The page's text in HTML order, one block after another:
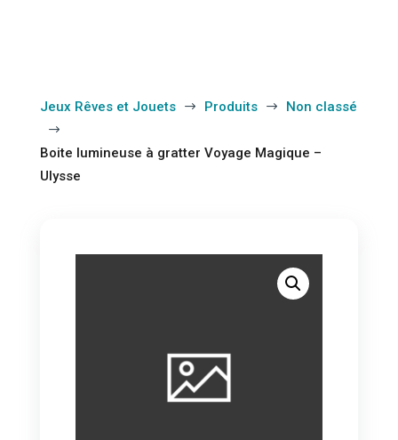
Jeux Rêves et Jouets $ Produits $ Non classé
$
Boite lumineuse à gratter Voyage Magique –
Ulysse